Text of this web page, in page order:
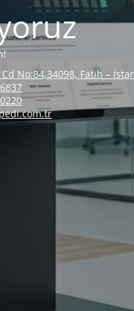
No:84,34098, Fatih –